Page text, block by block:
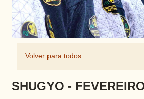
Volver para todos
SHUGYO -